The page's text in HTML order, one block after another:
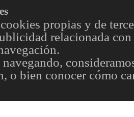
propias y de
relacionada
o bien conocer cómo